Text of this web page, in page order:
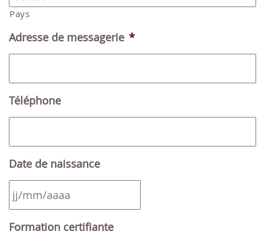
Pays
Adresse de messagerie *
Téléphone
Date de naissance
slash
Formation certifiante